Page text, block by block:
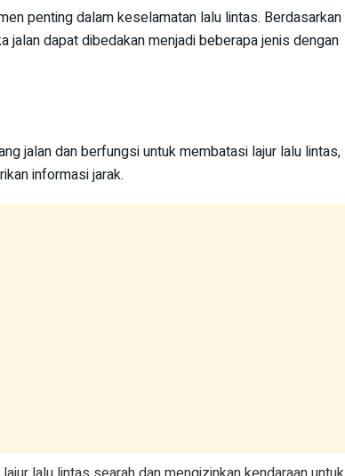
penting dalam keselamatan lalu lintas. Berdasarkan
jalan dapat dibedakan menjadi beberapa jenis dengan
jalan dan berfungsi untuk membatasi lajur lalu lintas,
informasi jarak.